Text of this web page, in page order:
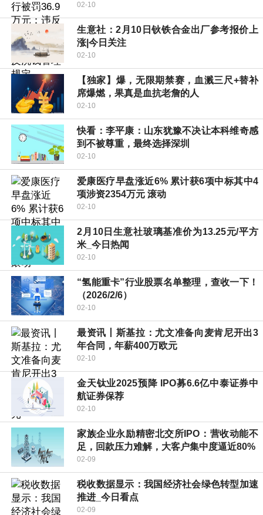
02-10
生意社：2月10日钬铁合金出厂参考报价上
涨|今日关注
02-10
【独家】爆，无限期禁赛，血溅三尺+替补
席爆燃，果真是血抗老詹的人
02-10
快看：李平康：山东犹豫不决让本科维奇感
到不被尊重，最终选择深圳
02-10
爱康医疗早盘涨近6% 累计获6项中标其中4
项涉资2354万元 滚动
02-10
2月10日生意社玻璃基准价为13.25元/平方
米_今日热闻
02-10
“氢能重卡”行业股票名单整理，查收一下！
（2026/2/6）
02-10
最资讯丨斯基拉：尤文准备向麦肯尼开出3
年合同，年薪400万欧元
02-10
金天钛业2025预降 IPO募6.6亿中泰证券中
航证券保荐
02-10
家族企业永励精密北交所IPO：营收动能不
足，回款压力难解，大客户集中度逼近80%
02-09
税收数据显示：我国经济社会绿色转型加速
推进_今日看点
02-09